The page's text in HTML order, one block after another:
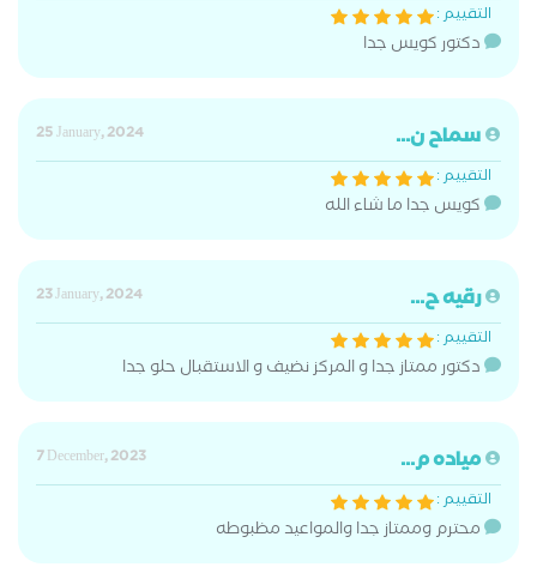
التقييم :
دكتور كويس جدا
سماح ن...
25 January, 2024
التقييم :
كويس جدا ما شاء الله
رقيه ح...
23 January, 2024
التقييم :
دكتور ممتاز جدا و المركز نضيف و الاستقبال حلو جدا
مياده م...
7 December, 2023
التقييم :
محترم وممتاز جدا والمواعيد مظبوطه